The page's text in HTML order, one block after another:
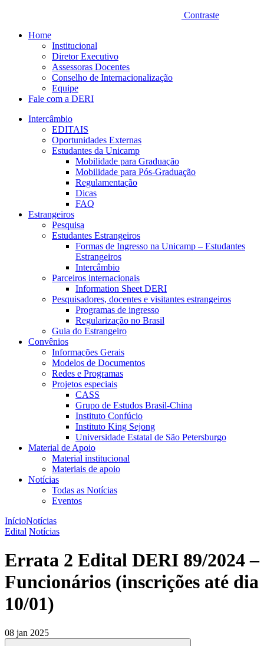
Contraste
Home
Institucional
Diretor Executivo
Assessoras Docentes
Conselho de Internacionalização
Equipe
Fale com a DERI
Intercâmbio
EDITAIS
Oportunidades Externas
Estudantes da Unicamp
Mobilidade para Graduação
Mobilidade para Pós-Graduação
Regulamentação
Dicas
FAQ
Estrangeiros
Pesquisa
Estudantes Estrangeiros
Formas de Ingresso na Unicamp – Estudantes
Estrangeiros
Intercâmbio
Parceiros internacionais
Information Sheet DERI
Pesquisadores, docentes e visitantes estrangeiros
Programas de ingresso
Regularização no Brasil
Guia do Estrangeiro
Convênios
Informações Gerais
Modelos de Documentos
Redes e Programas
Projetos especiais
CASS
Grupo de Estudos Brasil-China
Instituto Confúcio
Instituto King Sejong
Universidade Estatal de São Petersburgo
Material de Apoio
Material institucional
Materiais de apoio
Notícias
Todas as Notícias
Eventos
InícioNotícias
Edital Notícias
Errata 2 Edital DERI 89/2024 –
Funcionários (inscrições até dia
10/01)
08 jan 2025